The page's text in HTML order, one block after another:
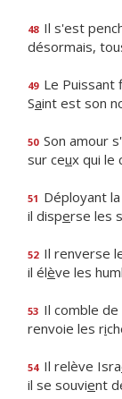
48 Il s'est
désormais,
49 Le Puissant
Saint est son
50 Son amour
sur ceux qui le
51 Déployant
il disperse les
52 Il renverse
il élève les
53 Il comble de
renvoie les ri
54 Il relève Isra
il se souvient